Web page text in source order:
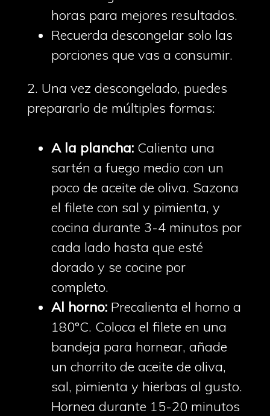
horas para mejores resultados.
Recuerda descongelar solo las
porciones que vas a consumir.
2. Una vez descongelado, puedes
prepararlo de múltiples formas:
A la plancha: Calienta una
sartén a fuego medio con un
poco de aceite de oliva. Sazona
el filete con sal y pimienta, y
cocina durante 3-4 minutos por
cada lado hasta que esté
dorado y se cocine por
completo.
Al horno: Precalienta el horno a
180°C. Coloca el filete en una
bandeja para hornear, añade
un chorrito de aceite de oliva,
sal, pimienta y hierbas al gusto.
Hornea durante 15-20 minutos